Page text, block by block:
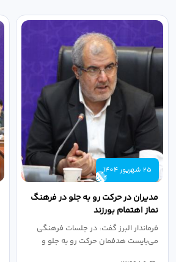
25 شهریور 1404
مدیران در حرکت رو به جلو در فرهنگ
نماز اهتمام بورزند
فرماندار البرز گفت: در جلسات فرهنگی
می‌بایست هدفمان حرکت رو به جلو و